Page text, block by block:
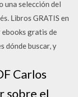
una selección del
Libros GRATIS en
ebooks gratis de
dónde buscar, y
Carlos
sobre el